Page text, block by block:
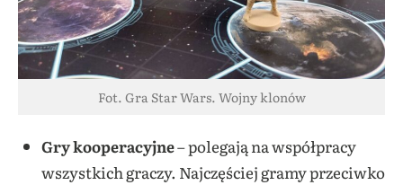
Fot. Gra Star Wars. Wojny klonów
Gry kooperacyjne– polegają na współpracy
wszystkich graczy. Najczęściej gramy przeciwko